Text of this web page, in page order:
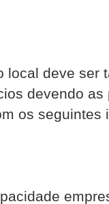
local deve ser
devendo
os seguintes